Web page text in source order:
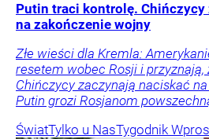
Putin traci kontrolę. Chińczycy
na zakończenie wojny
Złe wieści dla Kremla:
resetem wobec Rosji i przyznają,
Chińczycy zaczynają naciskać
Putin grozi Rosjanom
ŚwiatTylko u NasTygodnik